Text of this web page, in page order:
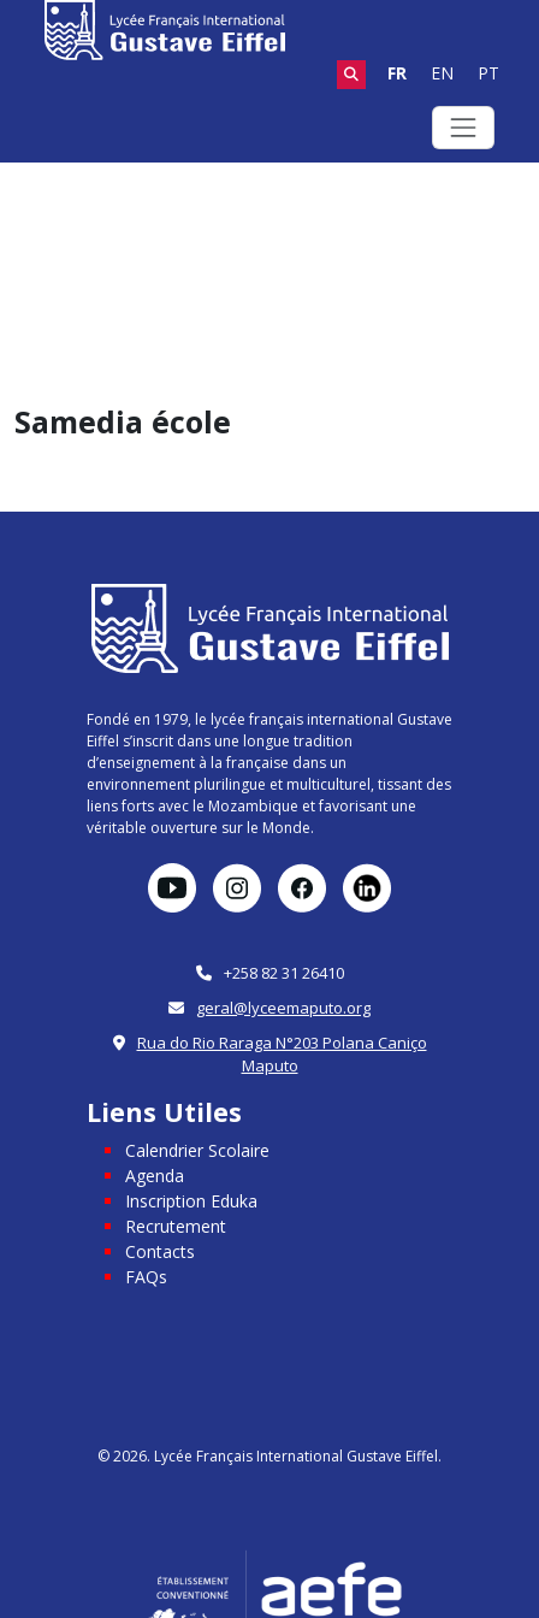
FR EN PT
Samedia école
Fondé en 1979, le lycée français international Gustave
Eiffel s’inscrit dans une longue tradition
d’enseignement à la française dans un
environnement plurilingue et multiculturel, tissant des
liens forts avec le Mozambique et favorisant une
véritable ouverture sur le Monde.
+258 82 31 26410
geral@lyceemaputo.org
Rua do Rio Raraga N°203 Polana Caniço
Maputo
Liens Utiles
Calendrier Scolaire
Agenda
Inscription Eduka
Recrutement
Contacts
FAQs
© 2026. Lycée Français International Gustave Eiffel.